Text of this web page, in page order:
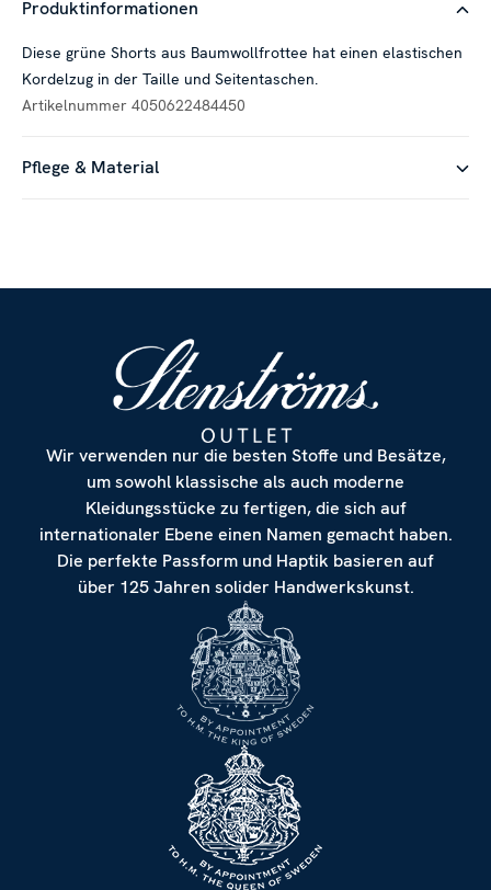
Produktinformationen
Diese grüne Shorts aus Baumwollfrottee hat einen elastischen
Kordelzug in der Taille und Seitentaschen.
Artikelnummer 4050622484450
Pflege & Material
Wir verwenden nur die besten Stoffe und Besätze,
um sowohl klassische als auch moderne
Kleidungsstücke zu fertigen, die sich auf
internationaler Ebene einen Namen gemacht haben.
Die perfekte Passform und Haptik basieren auf
über 125 Jahren solider Handwerkskunst.